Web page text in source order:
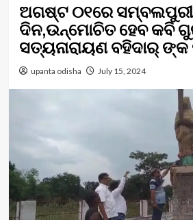
ଅଗଷ୍ଟ ୦୧ରେ ସମ୍ବଲପୁରୀ
ଦିନ,ଉନ୍ମୋଚିତ ହେବ କବି
ସତ୍ୟନାରାୟଣ ବହିଦାର୍
upanta odisha July 15, 2024